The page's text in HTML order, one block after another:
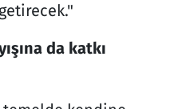
da katkı